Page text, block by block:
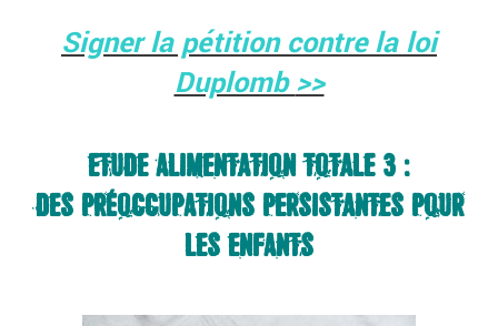
Signer la pétition contre la loi
Duplomb>>
ETUDE ALIMENTATION TOTALE 3 :
DES PRÉOCCUPATIONS PERSISTANTES POUR
LES ENFANTS